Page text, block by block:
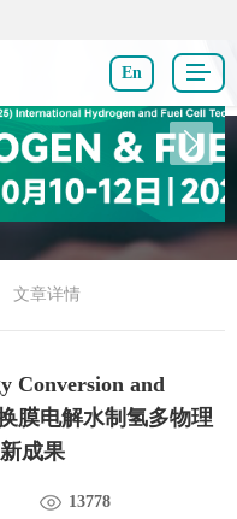
En
文章详情
Conversion and
膜电解水制氢多物理
成果
13778